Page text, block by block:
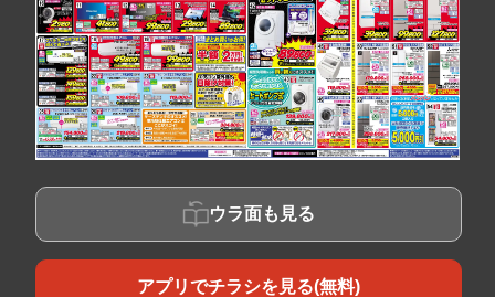
ウラ面も見る
アプリでチラシを見る(無料)